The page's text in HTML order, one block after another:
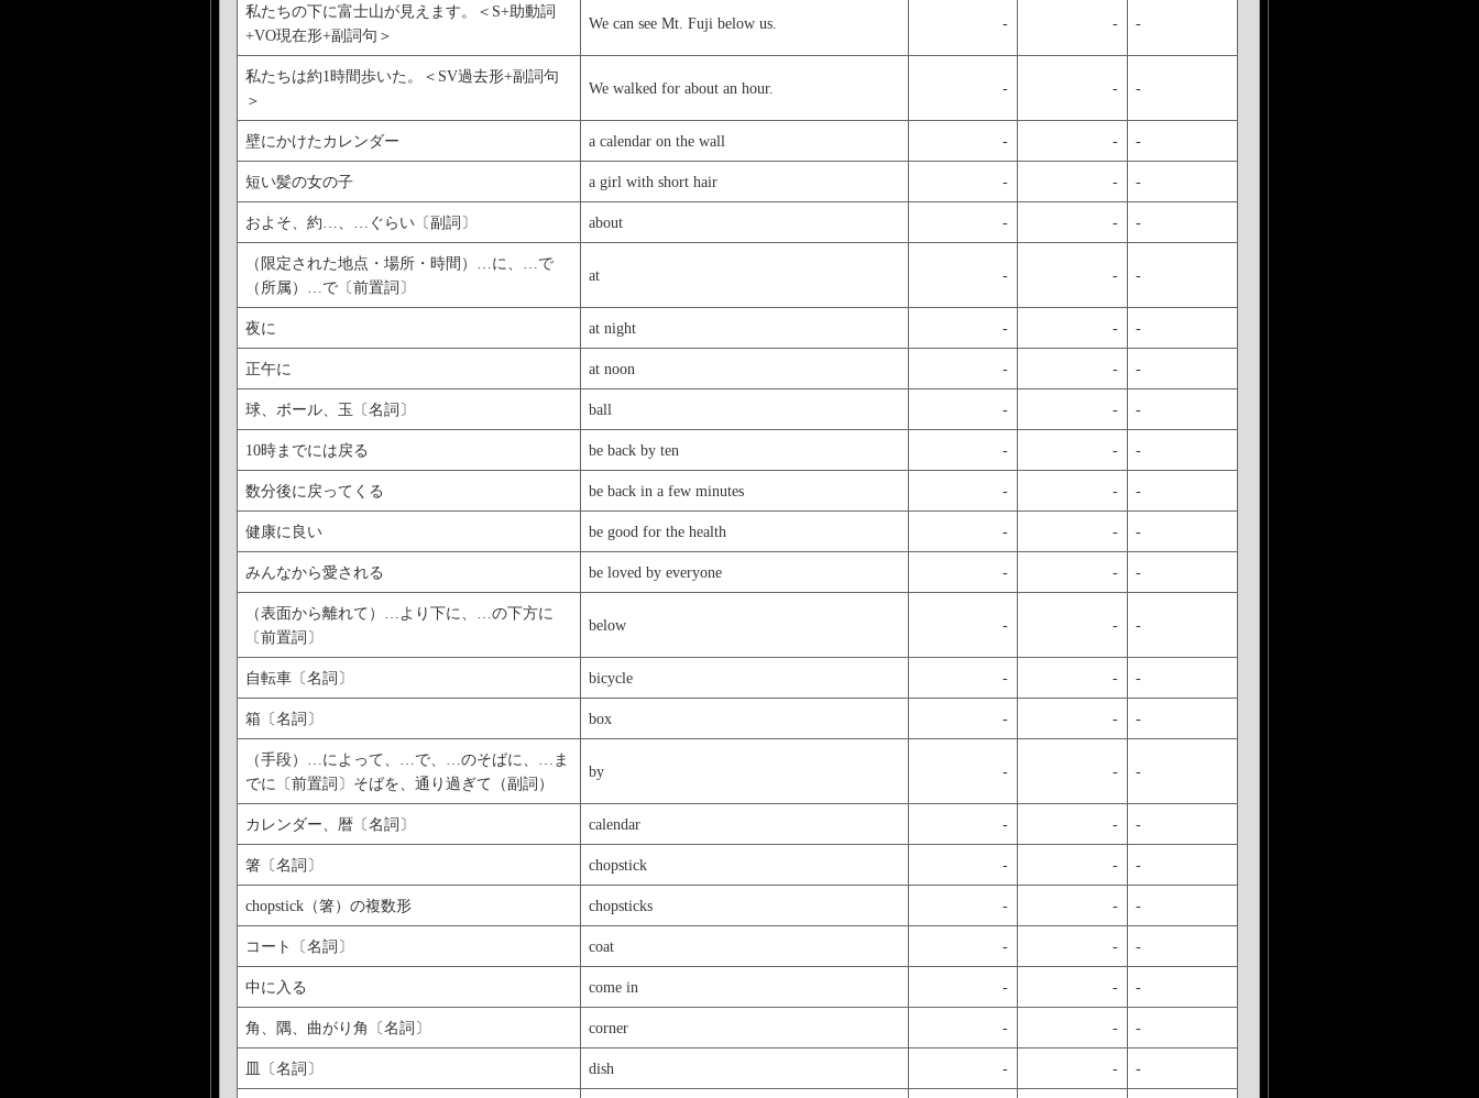
私たちの下に富士山が見えます。＜S+助動詞
+VO現在形+副詞句＞
We can see Mt. Fuji below us. - - -
私たちは約1時間歩いた。＜SV過去形+副詞句
＞
We walked for about an hour. - - -
壁にかけたカレンダー a calendar on the wall - - -
短い髪の女の子 a girl with short hair - - -
およそ、約…、…ぐらい〔副詞〕 about - - -
（限定された地点・場所・時間）…に、…で
（所属）…で〔前置詞〕
at - - -
夜に at night - - -
正午に at noon - - -
球、ボール、玉〔名詞〕 ball - - -
10時までには戻る be back by ten - - -
数分後に戻ってくる be back in a few minutes - - -
健康に良い be good for the health - - -
みんなから愛される be loved by everyone - - -
（表面から離れて）…より下に、…の下方に
〔前置詞〕
below - - -
自転車〔名詞〕 bicycle - - -
箱〔名詞〕 box - - -
（手段）…によって、…で、…のそばに、…ま
でに〔前置詞〕そばを、通り過ぎて（副詞）
by - - -
カレンダー、暦〔名詞〕 calendar - - -
箸〔名詞〕 chopstick - - -
chopstick（箸）の複数形 chopsticks - - -
コート〔名詞〕 coat - - -
中に入る come in - - -
角、隅、曲がり角〔名詞〕 corner - - -
皿〔名詞〕 dish - - -